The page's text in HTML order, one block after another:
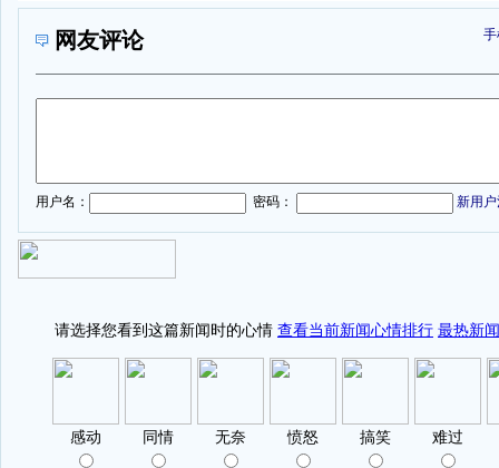
网友评论
用户名： 密码： 新用